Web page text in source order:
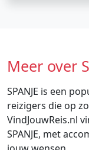
Meer over
SPANJE is een
reizigers die op
VindJouwReis.nl
SPANJE, met